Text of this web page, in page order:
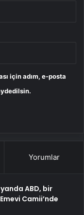
için adım, e-posta
Yorumlar
ABD, bir
Camii’nde